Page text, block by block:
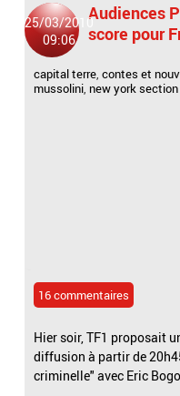
25/03/2010
09:06
Audiences
score pour
capital terre,contes et
mussolini, new york
16 commentaires
Hier soir, TF1 proposait
diffusion à partir de
criminelle" avec Eric